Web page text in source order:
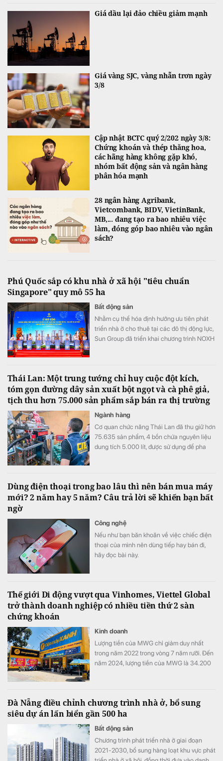
Giá dầu lại đảo chiều giảm mạnh
Giá vàng SJC, vàng nhẫn trơn ngày
3/8
Cập nhật BCTC quý 2/202 ngày 3/8:
Chứng khoán và thép thăng hoa,
các hãng hàng không gặp khó,
nhóm bất động sản và ngân hàng
phân hóa mạnh
28 ngân hàng Agribank,
Vietcombank, BIDV, VietinBank,
MB,... đang tạo ra bao nhiêu việc
làm, đóng góp bao nhiêu vào ngân
sách?
Phú Quốc sắp có khu nhà ở xã hội "tiêu chuẩn
Singapore" quy mô 55 ha
Bất động sản
Nhằm cụ thể hóa định hướng ưu tiên phát
triển nhà ở cho thuê tại các đô thị động lực,
Sun Group đã triển khai chương trình NOXH
môi trường sống xanh, kết nối đồng bộ tiện
ích trường học, y tế, thương mại cho người
dân.
Thái Lan: Một trung tướng chỉ huy cuộc đột kích,
tóm gọn đường dây sản xuất bột ngọt và cà phê giả,
tịch thu hơn 75.000 sản phẩm sắp bán ra thị trường
Ngành hàng
Cơ quan chức năng Thái Lan đã thu giữ hơn
75.635 sản phẩm, 4 bồn chứa nguyên liệu
dung tích 5.000 lít, được sử dụng để pha
Dùng điện thoại trong bao lâu thì nên bán mua máy
mới? 2 năm hay 5 năm? Câu trả lời sẽ khiến bạn bất
ngờ
Công nghệ
Nếu như bạn băn khoăn về việc chiếc điện
thoại của mình nên dùng tiếp hay bán đi,
hãy đọc bài này.
Thế giới Di động vượt qua Vinhomes, Viettel Global
trở thành doanh nghiệp có nhiều tiền thứ 2 sàn
chứng khoán
Kinh doanh
Lượng tiền của MWG chỉ giảm duy nhất
trong năm 2022 trong vòng 7 năm rưỡi. Đến
năm 2024, lượng tiền của MWG là 34.200
Đà Nẵng điều chỉnh chương trình nhà ở, bổ sung
siêu dự án lấn biển gần 500 ha
Bất động sản
Chương trình phát triển nhà ở giai đoạn
2021-2030, bổ sung hàng loạt khu vực phát